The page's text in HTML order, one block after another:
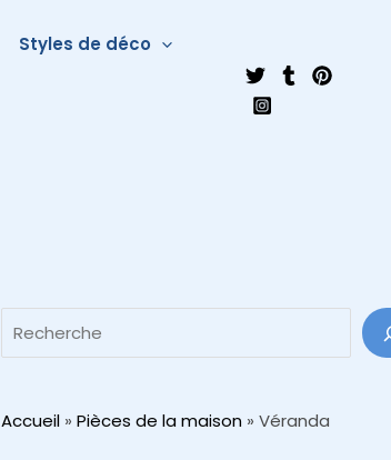
Styles de déco
Accueil » Pièces de la maison » Véranda